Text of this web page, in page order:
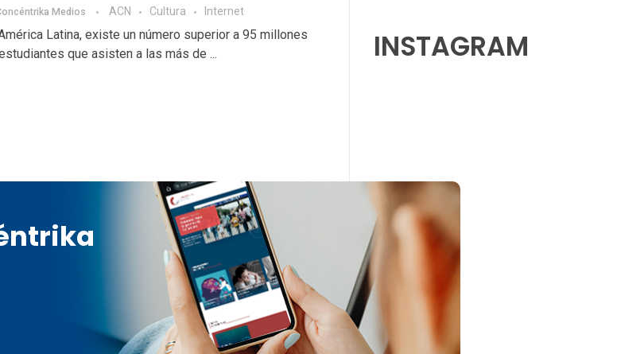
Medios ACN Cultura Internet
Latina, existe un número superior a 95 millones
que asisten a las más de ...
INSTAGRAM